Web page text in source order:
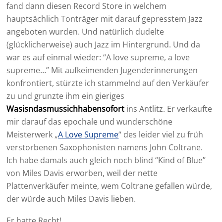
fand dann diesen Record Store in welchem
hauptsächlich Tonträger mit darauf gepresstem Jazz
angeboten wurden. Und natürlich dudelte
(glücklicherweise) auch Jazz im Hintergrund. Und da
war es auf einmal wieder: “A love supreme, a love
supreme…” Mit aufkeimenden Jugenderinnerungen
konfrontiert, stürzte ich stammelnd auf den Verkäufer
zu und grunzte ihm ein gieriges
Wasisndasmussichhabensofort ins Antlitz. Er verkaufte
mir darauf das epochale und wunderschöne
Meisterwerk „A Love Supreme“ des leider viel zu früh
verstorbenen Saxophonisten namens John Coltrane.
Ich habe damals auch gleich noch blind “Kind of Blue”
von Miles Davis erworben, weil der nette
Plattenverkäufer meinte, wem Coltrane gefallen würde,
der würde auch Miles Davis lieben.